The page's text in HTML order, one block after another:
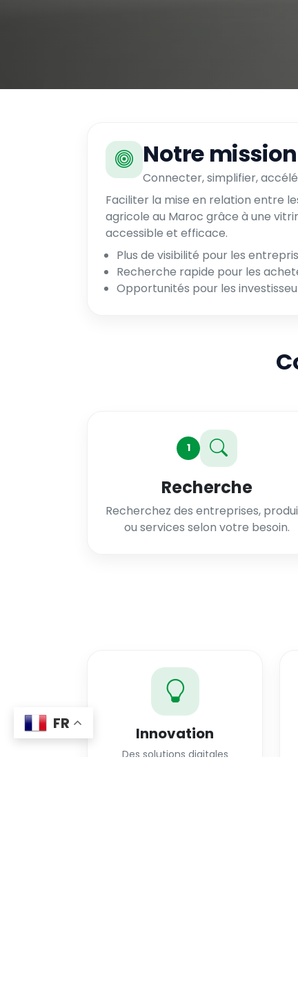
Notre mission
Connecter, simplifier,
Faciliter la mise en relation entre
agricole au Maroc grâce à une
accessible et efficace.
Plus de visibilité pour les
Recherche rapide pour les
Opportunités pour les
1
Recherche
Recherchez des entreprises,
ou services selon votre besoin.
Innovation
Des solutions digitales
FR